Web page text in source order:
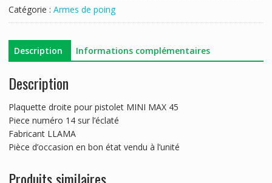
LLAMA
Catégorie : Armes de poing
Description Informations complémentaires
Description
Plaquette droite pour pistolet MINI MAX 45
Piece numéro 14 sur l’éclaté
Fabricant LLAMA
Pièce d’occasion en bon état vendu à l’unité